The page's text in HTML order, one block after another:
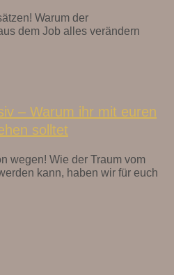
Warum der
dem Job alles verändern
– Warum ihr mit euren
solltet
wegen! Wie der Traum vom
kann, haben wir für euch